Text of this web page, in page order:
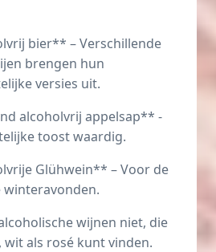
bier** – Verschillende
brengen hun
versies uit.
alcoholvrij appelsap** -
toost waardig.
Glühwein** – Voor de
winteravonden.
wijnen niet, die
als rosé kunt vinden.